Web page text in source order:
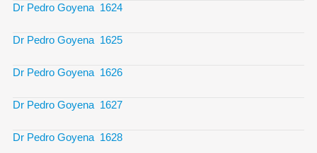
Dr Pedro Goyena 1624
Dr Pedro Goyena 1625
Dr Pedro Goyena 1626
Dr Pedro Goyena 1627
Dr Pedro Goyena 1628